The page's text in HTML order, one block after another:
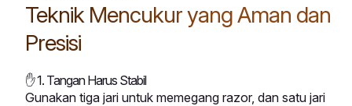
Teknik Mencukur yang Aman dan
Presisi
✋ 1. Tangan Harus Stabil
Gunakan tiga jari untuk memegang razor, dan satu jari